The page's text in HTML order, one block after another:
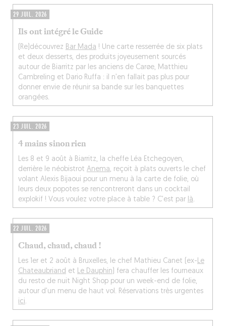
29 JUIL. 2026
Ils ont intégré le Guide
(Re)découvrez Bar Mada ! Une carte resserrée de six plats
et deux desserts, des produits joyeusement sourcés
autour de Biarritz par les anciens de Carøe, Matthieu
Cambreling et Dario Ruffa : il n’en fallait pas plus pour
donner envie de réunir sa bande sur les banquettes
orangées.
23 JUIL. 2026
4 mains sinon rien
Les 8 et 9 août à Biarritz, la cheffe Léa Etchegoyen,
derrière le néobistrot Anema, reçoit à plats ouverts le chef
volant Alexis Bijaoui pour un menu à la carte de folie, où
leurs deux popotes se rencontreront dans un cocktail
explokif ! Vous voulez votre place à table ? C’est par là.
22 JUIL. 2026
Chaud, chaud, chaud !
Les 1er et 2 août à Bruxelles, le chef Mathieu Canet (ex-Le
Chateaubriand et Le Dauphin ) fera chauffer les fourneaux
du resto de nuit Night Shop pour un week-end de folie,
autour d’un menu de haut vol. Réservations très urgentes
ici.